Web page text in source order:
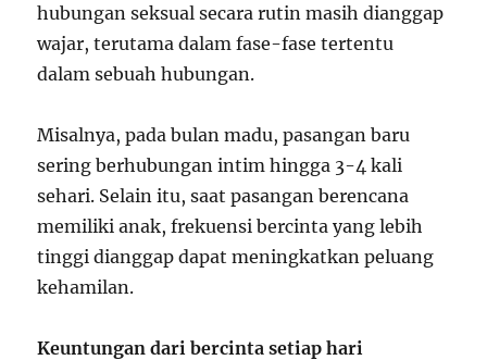
hubungan seksual secara rutin masih dianggap
wajar, terutama dalam fase-fase tertentu
dalam sebuah hubungan.
Misalnya, pada bulan madu, pasangan baru
sering berhubungan intim hingga 3-4 kali
sehari. Selain itu, saat pasangan berencana
memiliki anak, frekuensi bercinta yang lebih
tinggi dianggap dapat meningkatkan peluang
kehamilan.
Keuntungan dari bercinta setiap hari